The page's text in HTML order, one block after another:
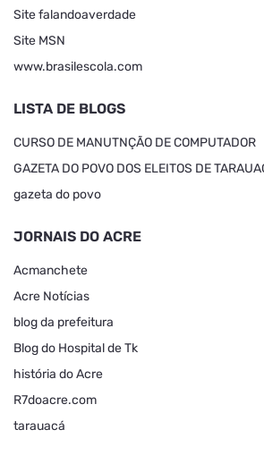
Site falandoaverdade
Site MSN
www.brasilescola.com
LISTA DE BLOGS
CURSO DE MANUTNÇÃO DE COMPUTADOR
GAZETA DO POVO DOS ELEITOS DE
gazeta do povo
JORNAIS DO ACRE
Acmanchete
Acre Notícias
blog da prefeitura
Blog do Hospital de Tk
história do Acre
R7doacre.com
tarauacá